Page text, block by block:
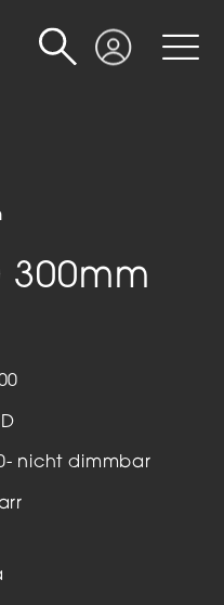
Login
Suche
300mm
nicht dimmbar